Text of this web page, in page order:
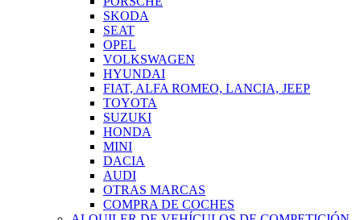
SKODA
SEAT
OPEL
VOLKSWAGEN
HYUNDAI
FIAT, ALFA ROMEO, LANCIA, JEEP
TOYOTA
SUZUKI
HONDA
MINI
DACIA
AUDI
OTRAS MARCAS
COMPRA DE COCHES